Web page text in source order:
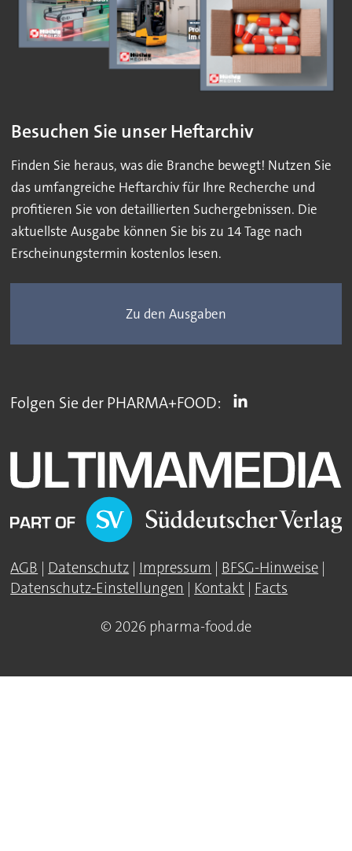
Besuchen Sie unser Heftarchiv
Finden Sie heraus, was die Branche bewegt! Nutzen Sie
das umfangreiche Heftarchiv für Ihre Recherche und
profitieren Sie von detaillierten Suchergebnissen. Die
aktuellste Ausgabe können Sie bis zu 14 Tage nach
Erscheinungstermin kostenlos lesen.
Zu den Ausgaben
Folgen Sie der PHARMA+FOOD:
AGB | Datenschutz | Impressum | BFSG-Hinweise |
Datenschutz-Einstellungen | Kontakt | Facts
© 2026 pharma-food.de